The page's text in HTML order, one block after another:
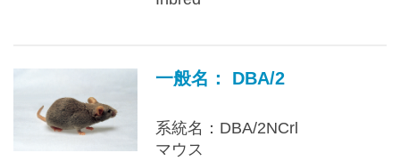
一般名： DBA/2
系統名：DBA/2NCrl
マウス